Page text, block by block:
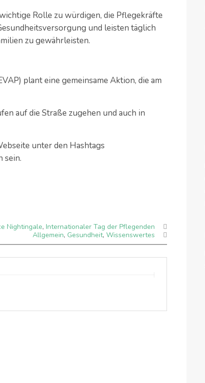
Rolle zu würdigen, die Pflegekräfte
und leisten täglich
zu gewährleisten.
plant eine gemeinsame Aktion, die am
auf die Straße zugehen und auch in
unter den Hashtags
sein.
Nightingale, Internationaler Tag der Pflegenden
Allgemein, Gesundheit, Wissenswertes